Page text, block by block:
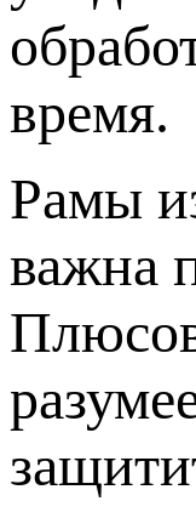
время.
Рамы
важна